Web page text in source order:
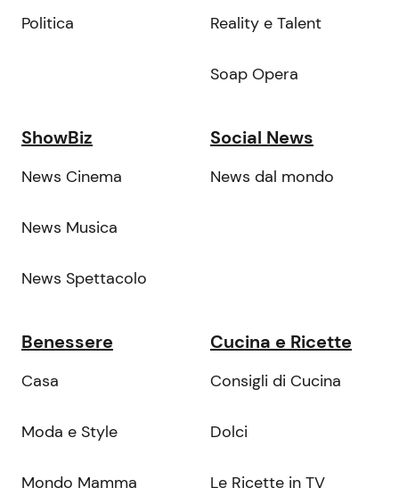
Politica Reality e Talent
Soap Opera
ShowBiz
News Cinema
News Musica
News Spettacolo
Social News
News dal mondo
Benessere
Casa
Moda e Style
Mondo Mamma
Cucina e Ricette
Consigli di Cucina
Dolci
Le Ricette in TV